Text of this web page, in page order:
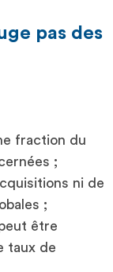
pas des
fraction du
;
ni de
;
être
taux de